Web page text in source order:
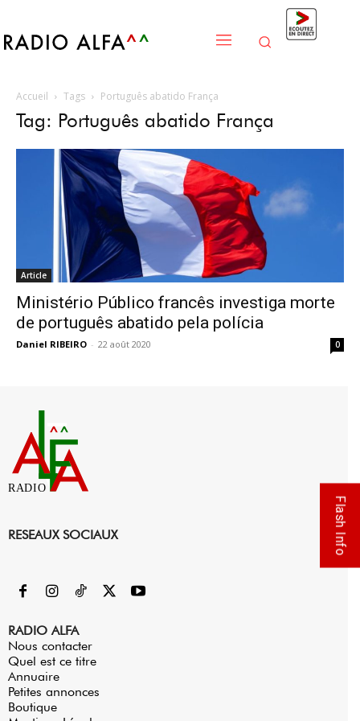
Accueil Tags Português abatido França
Tag: Português abatido França
Article
Ministério Público francês investiga morte
de português abatido pela polícia
Daniel RIBEIRO - 22 août 2020 0
RADIO
RESEAUX SOCIAUX
RADIO ALFA
Nous contacter
Quel est ce titre
Annuaire
Petites annonces
Boutique
Flash Info